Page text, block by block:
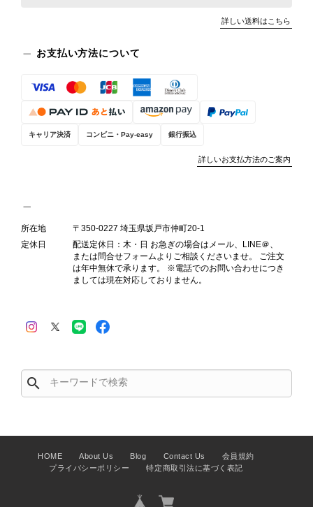
ひこちらの商品を末永くご愛用いただ
商品やご不明な点などございました
い。 またご縁がございましたら、ぜ
ひよろしくお願いいたします。
VintageShop solo
詳しい送料はこちら
お支払い方法について
キャリア決済 コンビニ・Pay-easy 銀行振込
詳しいお支払方法のご案内
所在地
〒350-0227 埼玉県坂戸市仲町20-1
定休日
配送定休日：木・日 お急ぎの場合はメール、LINE＠、
または問合せフォームよりご相談くださいませ。 ご注文
は年中無休で承ります。 ※電話でのお問い合わせにつき
ましては現在対応しておりません。
search
HOME About Us Blog Contact Us
会員規約
プライバシーポリシー
特定商取引法に基づく表記